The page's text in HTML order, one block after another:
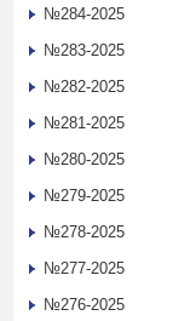
№284-2025
№283-2025
№282-2025
№281-2025
№280-2025
№279-2025
№278-2025
№277-2025
№276-2025